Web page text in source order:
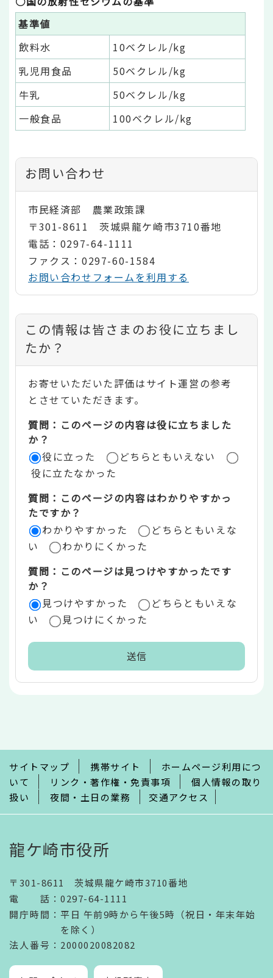
基準値
飲料水
10ベクレル/kg
乳児用食品
50ベクレル/kg
牛乳
50ベクレル/kg
一般食品
100ベクレル/kg
お問い合わせ
市民経済部 農業政策課
〒301-8611 茨城県龍ケ崎市3710番地
電話：0297-64-1111
ファクス：0297-60-1584
お問い合わせフォームを利用する
コ
ン
テ
ン
ツ
評
価
リ
ア
この情報は皆さまのお役に立ちまし
たか？
お寄せいただいた評価はサイト運営の参考
とさせていただきます。
質問：このページの内容は役に立ちました
か？
役に立った
どちらともいえない
役に立たなかった
質問：このページの内容はわかりやすかっ
たですか？
わかりやすかった
どちらともいえな
い
わかりにくかった
質問：このページは見つけやすかったです
か？
見つけやすかった
どちらともいえな
い
見つけにくかった
で
サイトマップ 携帯サイト
ホームページ利用につ
いて
リンク・著作権・免責事項
個人情報の取り
扱い
夜間・土日の業務 交通アクセス
龍ケ崎市役所
〒301-8611 茨城県龍ケ崎市3710番地
電話 ： 0297-64-1111
開庁時間 ： 平日 午前9時から午後5時（祝日・年末年始
を除く）
法人番号 ：2000020082082